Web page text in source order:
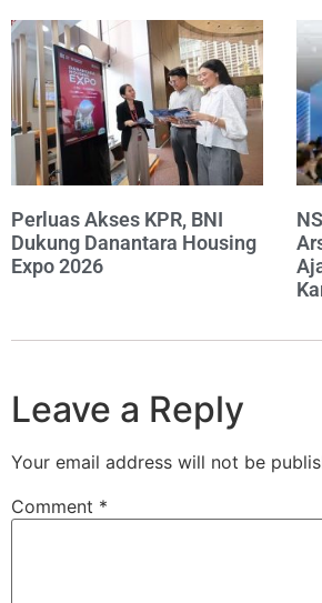
Perluas Akses KPR, BNI
Dukung Danantara Housing
Expo 2026
Leave a Reply
Your email address will not be
Comment *